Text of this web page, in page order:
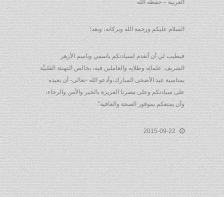
العربية – حفظه الله
السلام عليكم ورحمة الله وبركاته، وبعد؛
فيطيب لي أن أتقدم لسيادتكم باسمي وباسم الأزهر
الشريف: علمائِه وطلابِه والعاملين فيه، بخالص التهنئة القلبيَّة
بمناسبة عيد الأضحى المبارك،وأدعو الله -تعالى- أن يعيده
على سيادتكم وعلى مصرنا العزيزة بالخير والأمن والرخاء،
وأن يمتعكم بموفور الصحة والعافية”.
2015-09-22